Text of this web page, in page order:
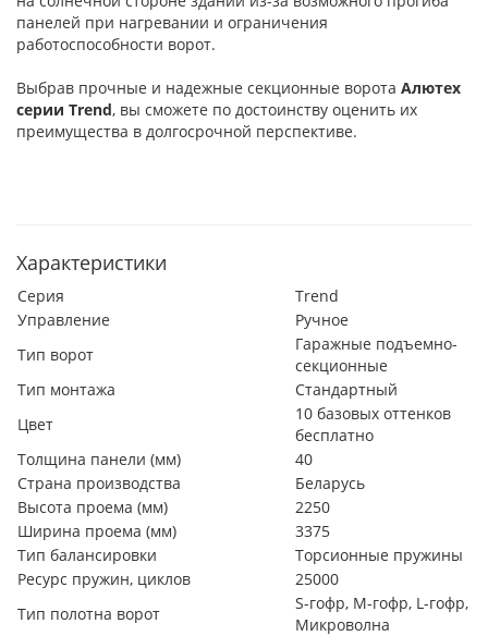
панелей при нагревании и ограничения
работоспособности ворот.
Выбрав прочные и надежные секционные ворота Алютех
серии Trend, вы сможете по достоинству оценить их
преимущества в долгосрочной перспективе.
Характеристики
Серия
Trend
Управление
Ручное
Тип ворот
Гаражные подъемно-
секционные
Тип монтажа
Стандартный
Цвет
10 базовых оттенков
бесплатно
Толщина панели (мм)
40
Страна производства
Беларусь
Высота проема (мм)
2250
Ширина проема (мм)
3375
Тип балансировки
Торсионные пружины
Ресурс пружин, циклов
25000
Тип полотна ворот
S-гофр, М-гофр, L-гофр,
Микроволна